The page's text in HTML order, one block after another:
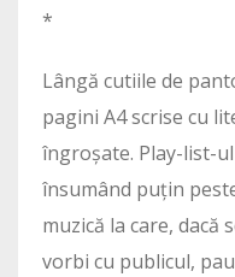
*
Lângă cutiile de
pagini A4 scrise cu
îngroșate. Play-list-
însumând puțin
muzică la care, dacă
vorbi cu publicul,